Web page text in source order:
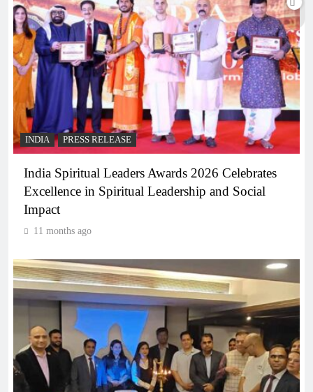
INDIA PRESS RELEASE
India Spiritual Leaders Awards 2026 Celebrates
Excellence in Spiritual Leadership and Social
Impact
11 months ago